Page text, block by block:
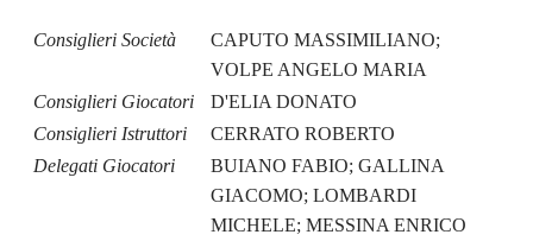
Consiglieri Società
CAPUTO MASSIMILIANO;
VOLPE ANGELO MARIA
Consiglieri Giocatori
D'ELIA DONATO
Consiglieri Istruttori
CERRATO ROBERTO
Delegati Giocatori
BUIANO FABIO; GALLINA
GIACOMO; LOMBARDI
MICHELE; MESSINA ENRICO